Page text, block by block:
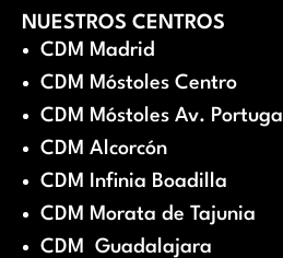
NUESTROS CENTROS
CDM Madrid
CDM Móstoles Centro
CDM Móstoles Av. Portugal
CDM Alcorcón
CDM Infinia Boadilla
CDM Morata de Tajunia
CDM Guadalajara